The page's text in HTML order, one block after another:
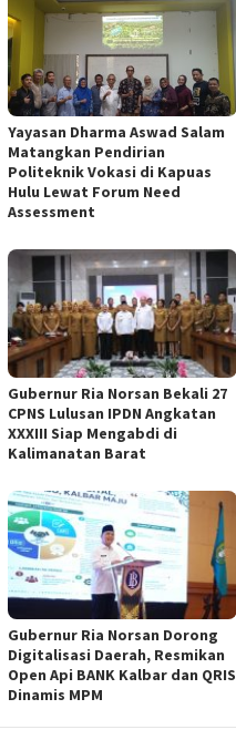
Yayasan Dharma Aswad Salam
Matangkan Pendirian
Politeknik Vokasi di Kapuas
Hulu Lewat Forum Need
Assessment
Gubernur Ria Norsan Bekali 27
CPNS Lulusan IPDN Angkatan
XXXIII Siap Mengabdi di
Kalimanatan Barat
Gubernur Ria Norsan Dorong
Digitalisasi Daerah, Resmikan
Open Api BANK Kalbar dan QRIS
Dinamis MPM